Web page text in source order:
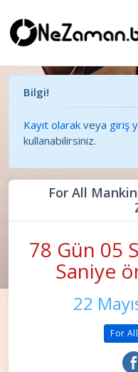
Bilgi!
Kayıt olarak veya giriş
kullanabilirsiniz.
For All
78 Gün 05
Saniye
22
For